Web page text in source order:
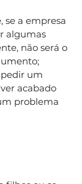
se a empresa
algumas
não será o
um
acabado
problema